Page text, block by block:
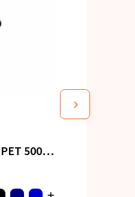
Nina waterfles R-PET 500 ml Hardcolour